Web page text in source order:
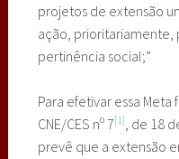
projetos de extensão
ação, prioritariamente,
pertinência social;”
Para efetivar essa
CNE/CES nº 7[1], de 18
prevê que a extensão